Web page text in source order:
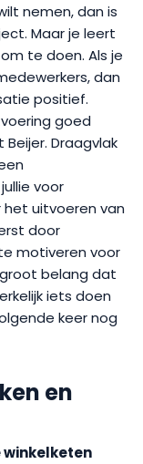
nemen, dan is
Maar je leert
te doen. Als je
dan
positief.
goed
Draagvlak
voor
uitvoeren van
door
motiveren voor
belang dat
iets doen
keer nog
en
winkelketen